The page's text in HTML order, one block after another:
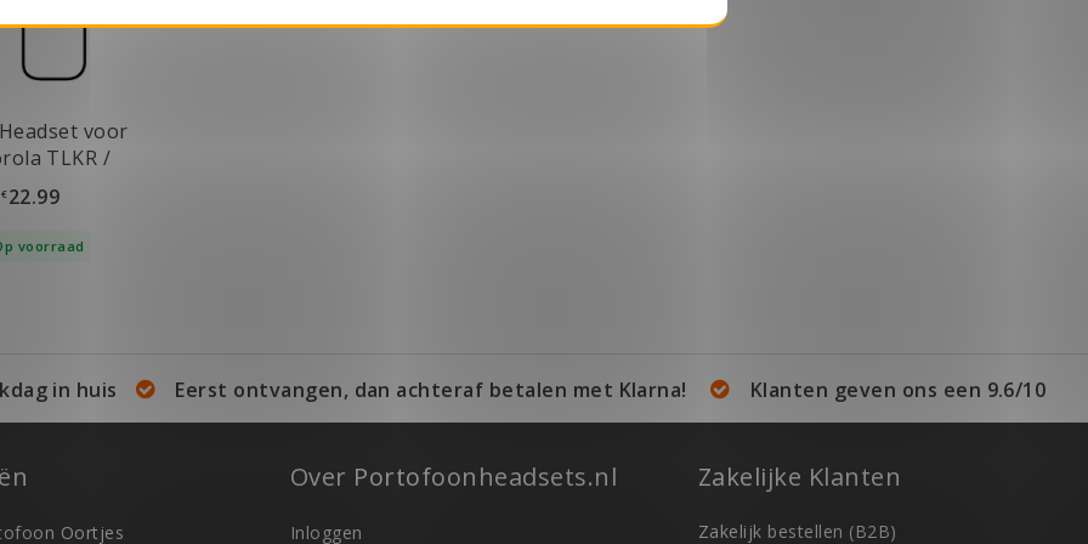
voor
TLKR /
€22.99
voorraad
in huis Eerst ontvangen, dan achteraf betalen met Klarna! Klanten geven ons een 9.6/10
Oortjes
Over Portofoonheadsets.nl
Inloggen
Zakelijke Klanten
Zakelijk bestellen (B2B)